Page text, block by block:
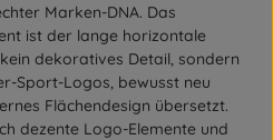
Marken-DNA. Das
ist der lange horizontale
dekoratives Detail, sondern
Sport-Logos , bewusst neu
Flächendesign übersetzt.
dezente Logo-Elemente und